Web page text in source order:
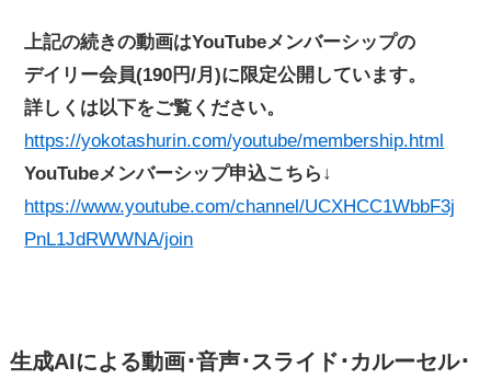
上記の続きの動画はYouTubeメンバーシップの
デイリー会員(190円/月)に限定公開しています。
詳しくは以下をご覧ください。
https://yokotashurin.com/youtube/membership.html
YouTubeメンバーシップ申込こちら↓
https://www.youtube.com/channel/UCXHCC1WbbF3j
PnL1JdRWWNA/join
生成AIによる動画･音声･スライド･カルーセル･